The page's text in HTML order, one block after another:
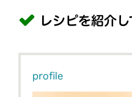
レシピを紹介
profile